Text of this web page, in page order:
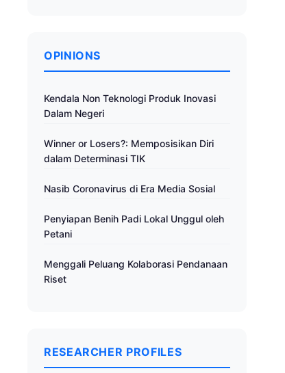
OPINIONS
Kendala Non Teknologi Produk Inovasi
Dalam Negeri
Winner or Losers?: Memposisikan Diri
dalam Determinasi TIK
Nasib Coronavirus di Era Media Sosial
Penyiapan Benih Padi Lokal Unggul oleh
Petani
Menggali Peluang Kolaborasi Pendanaan
Riset
RESEARCHER PROFILES